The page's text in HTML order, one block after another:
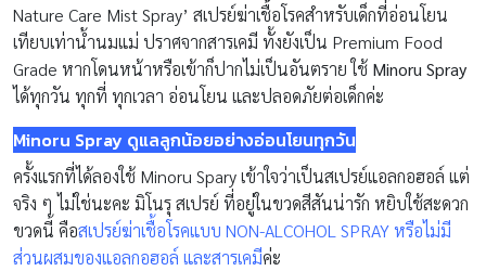
Nature Care Mist Spray’ สเปรย์ฆ่าเชื้อโรคสำหรับเด็กที่อ่อนโยน
เทียบเท่าน้ำนมแม่ ปราศจากสารเคมี ทั้งยังเป็น Premium Food
Grade หากโดนหน้าหรือเข้าก็ปากไม่เป็นอันตราย ใช้ Minoru Spray
ได้ทุกวัน ทุกที่ ทุกเวลา อ่อนโยน และปลอดภัยต่อเด็กค่ะ
Minoru Spray ดูแลลูกน้อยอย่างอ่อนโยนทุกวัน
ครั้งแรกที่ได้ลองใช้ Minoru Spary เข้าใจว่าเป็นสเปรย์แอลกอฮอล์ แต่
จริง ๆ ไม่ใช่นะคะ มิโนรุ สเปรย์ ที่อยู่ในขวดสีสันน่ารัก หยิบใช้สะดวก
ขวดนี้ คือสเปรย์ฆ่าเชื้อโรคแบบ NON-ALCOHOL SPRAY หรือไม่มี
ส่วนผสมของแอลกอฮอล์ และสารเคมีค่ะ